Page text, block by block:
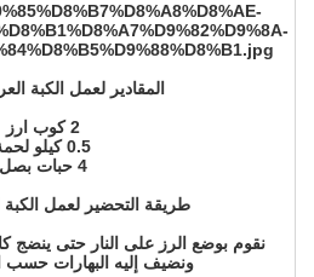
المقادير لعمل الكبة
2 كوب ارز
0.5 كيلو لحمة
4 حبات بصل
طريقة التحضير لعمل الكبة
نقوم بوضع الرز على النار حتى ينضج
ونضيف إليه البهارات حسب